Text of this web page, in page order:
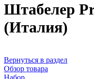
Штабелер
(Италия)
Вернуться в раздел
Обзор товара
Набор